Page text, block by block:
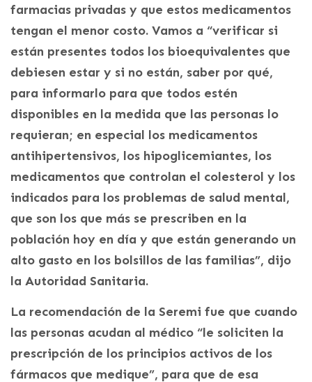
farmacias privadas y que estos medicamentos
tengan el menor costo. Vamos a “verificar si
están presentes todos los bioequivalentes que
debiesen estar y si no están, saber por qué,
para informarlo para que todos estén
disponibles en la medida que las personas lo
requieran; en especial los medicamentos
antihipertensivos, los hipoglicemiantes, los
medicamentos que controlan el colesterol y los
indicados para los problemas de salud mental,
que son los que más se prescriben en la
población hoy en día y que están generando un
alto gasto en los bolsillos de las familias”, dijo
la Autoridad Sanitaria.
La recomendación de la Seremi fue que cuando
las personas acudan al médico “le soliciten la
prescripción de los principios activos de los
fármacos que medique”, para que de esa